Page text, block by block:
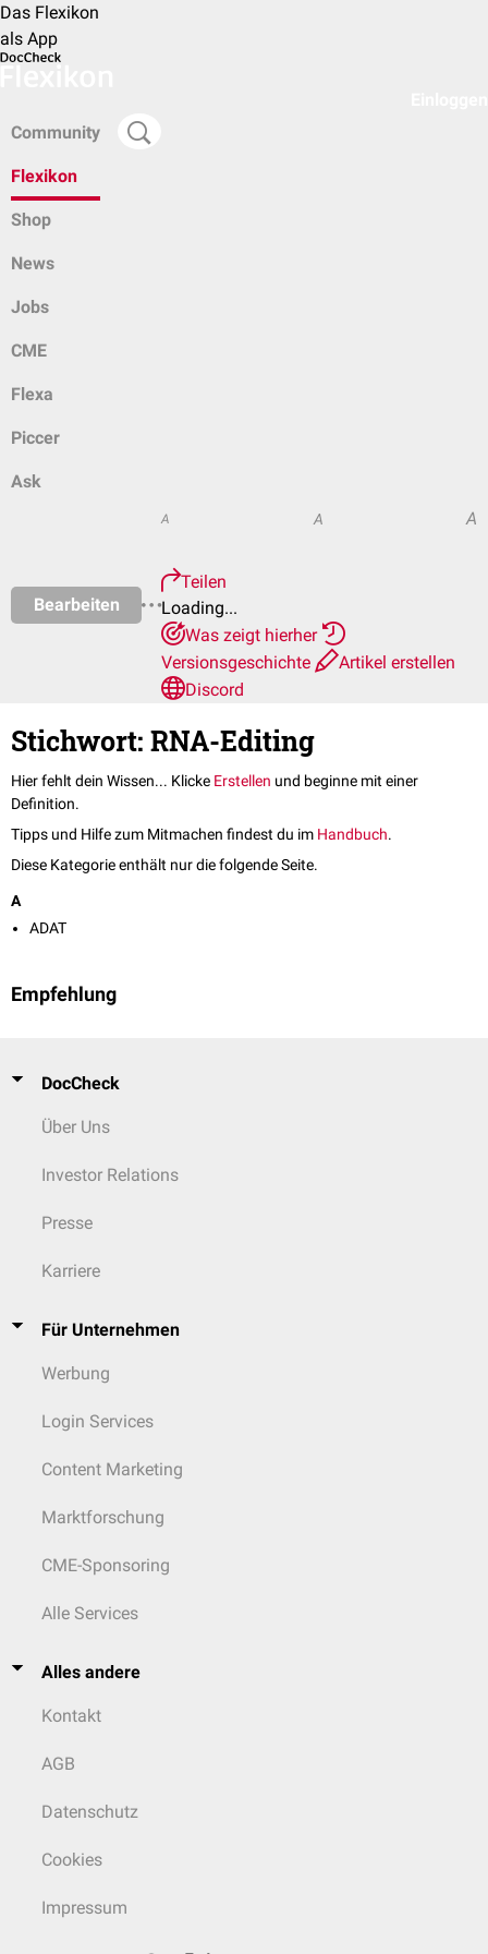
Das Flexikon
als App
Community
Flexikon
Shop
News
Jobs
CME
Flexa
Piccer
Ask
Bearbeiten
A A A
Teilen
Loading...
Was zeigt hierher
Versionsgeschichte
Artikel erstellen
Discord
Stichwort: RNA-Editing
Hier fehlt dein Wissen... Klicke Erstellen und beginne mit einer
Definition.
Tipps und Hilfe zum Mitmachen findest du im Handbuch.
Diese Kategorie enthält nur die folgende Seite.
A
ADAT
Empfehlung
DocCheck
Über Uns
Investor Relations
Presse
Karriere
Für Unternehmen
Werbung
Login Services
Content Marketing
Marktforschung
CME-Sponsoring
Alle Services
Alles andere
Kontakt
AGB
Datenschutz
Cookies
Impressum